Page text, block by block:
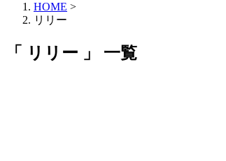
HOME >
リリー
「 リリー 」 一覧